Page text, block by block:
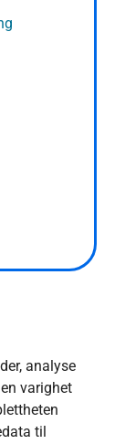
analyse
varighet
til